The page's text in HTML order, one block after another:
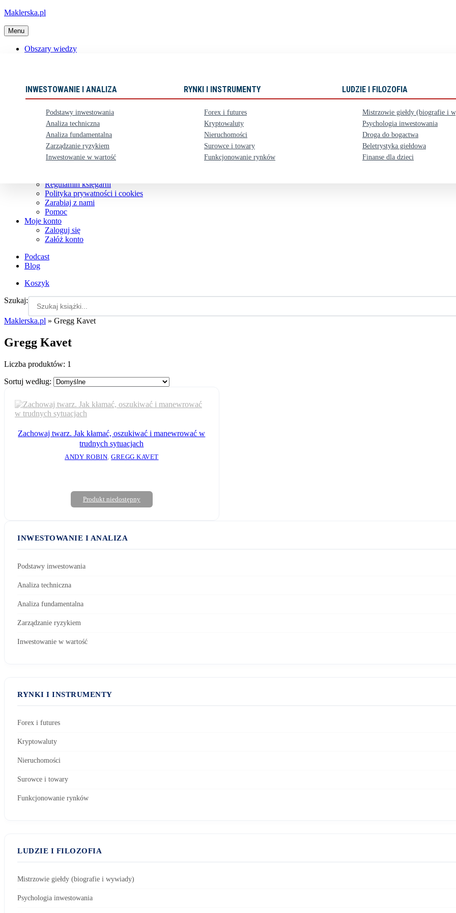
Maklerska.pl
Menu
Obszary wiedzy
INWESTOWANIE I ANALIZA
Podstawy inwestowania
Analiza techniczna
Analiza fundamentalna
Zarządzanie ryzykiem
Inwestowanie w wartość
RYNKI I INSTRUMENTY
Forex i futures
Kryptowaluty
Nieruchomości
Surowce i towary
Funkcjonowanie rynków
LUDZIE I FILOZOFIA
Mistrzowie giełdy (biografie i
Psychologia inwestowania
Droga do bogactwa
Beletrystyka giełdowa
Finanse dla dzieci
Ebooki
Karty upominkowe
⏳ Zapowiedzi
Obsługa klienta
Koszty dostawy
Nasze konto bankowe
Regulamin księgarni
Polityka prywatności i cookies
Zarabiaj z nami
Pomoc
Moje konto
Zaloguj się
Załóż konto
Podcast
Blog
Koszyk
Szukaj:
Maklerska.pl » Gregg Kavet
Gregg Kavet
Liczba produktów: 1
Sortuj według:
Zachowaj twarz. Jak kłamać, oszukiwać i manewrować w
trudnych sytuacjach
ANDY ROBIN ,GREGG KAVET
Produkt niedostępny
INWESTOWANIE I ANALIZA
Podstawy inwestowania
Analiza techniczna
Analiza fundamentalna
Zarządzanie ryzykiem
Inwestowanie w wartość
RYNKI I INSTRUMENTY
Forex i futures
Kryptowaluty
Nieruchomości
Surowce i towary
Funkcjonowanie rynków
LUDZIE I FILOZOFIA
Mistrzowie giełdy (biografie i wywiady)
Psychologia inwestowania